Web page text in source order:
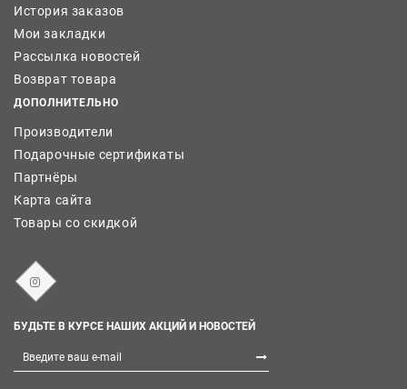
История заказов
Мои закладки
Рассылка новостей
Возврат товара
ДОПОЛНИТЕЛЬНО
Производители
Подарочные сертификаты
Партнёры
Карта сайта
Товары со скидкой
БУДЬТЕ В КУРСЕ НАШИХ АКЦИЙ И НОВОСТЕЙ